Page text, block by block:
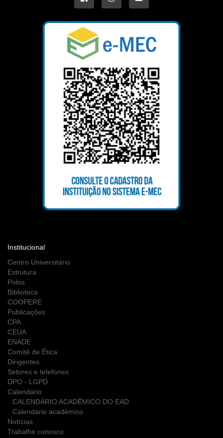
Institucional
Centro Universitário
Estrutura
Polos
Biblioteca
COOPERE
Publicações
CPA
CEUA
ENADE
Comitê de Ética
Dirigentes
Setores e telefones
DPO - LGPD
Calendário
CALENDÁRIO ACADÊMICO DO EAD
Calendário acadêmico
Notícias
Trabalhe conosco